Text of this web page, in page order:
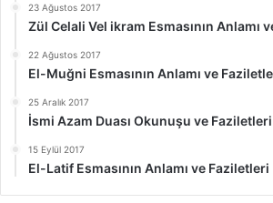
23 Ağustos 2017
Zül Celali Vel ikram Esmasının Anlamı
22 Ağustos 2017
El-Muğni Esmasının Anlamı ve
25 Aralık 2017
İsmi Azam Duası Okunuşu ve Faziletleri
15 Eylül 2017
El-Latif Esmasının Anlamı ve Faziletleri